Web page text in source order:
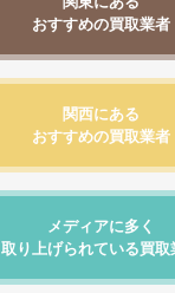
おすすめの買取業者
関西にある
おすすめの買取業者
メディアに多く
取り上げられている買取